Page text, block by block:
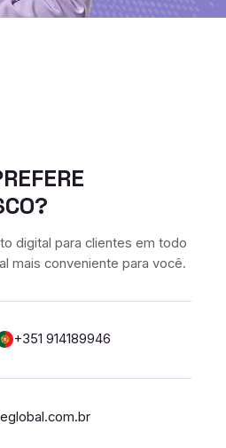
digital para clientes em todo
mais conveniente para você.
+351 914189946